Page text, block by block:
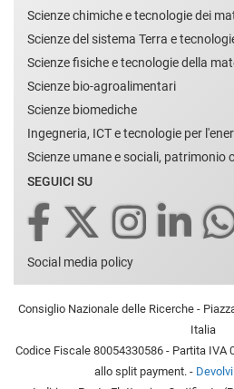
Scienze chimiche e tecnologie dei
Scienze del sistema Terra e
Scienze fisiche e tecnologie della
Scienze bio-agroalimentari
Scienze biomediche
Ingegneria, ICT e tecnologie per
Scienze umane e sociali, patrimonio
SEGUICI SU
Social media policy
Consiglio Nazionale delle Ricerche -
Italia
Codice Fiscale 80054330586 - Partita IVA
allo split payment. -